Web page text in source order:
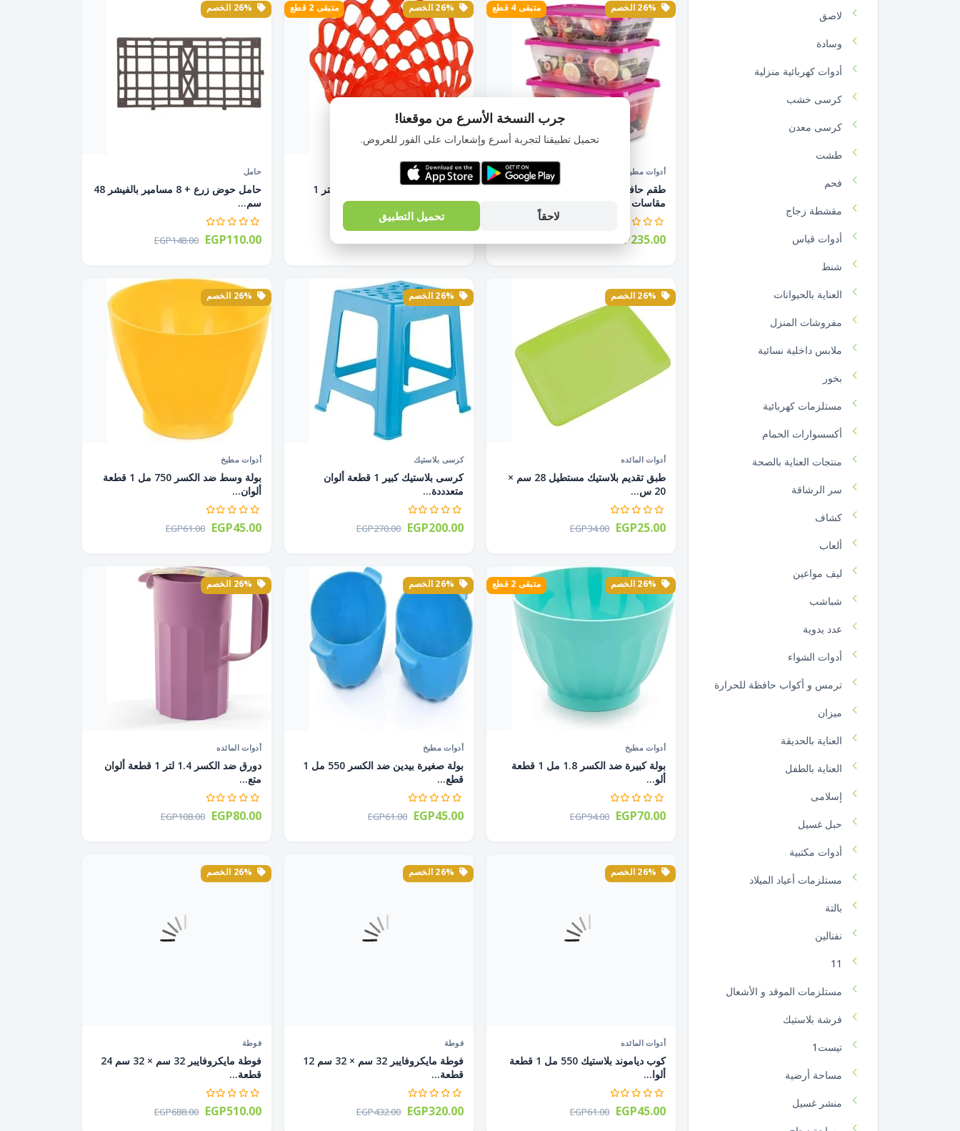
متبقى 4 قطع
أدوات مطبخ
طقم حافظة طعام مستطيلة 3 قطع
مقاسات (...
EGP235.00
متبقى 2 قطع
أدوات المائده
طبق عيش بلاستيك بيضاوى 4.5 لتر 1
قطعة...
حامل
حامل حوض زرع + 8 مسامير بالفيشر 48
سم...
EGP148.00 EGP110.00
أدوات المائده
طبق تقديم بلاستيك مستطيل 28 سم ×
20 س...
EGP34.00 EGP25.00
كرسى بلاستيك
كرسى بلاستيك كبير 1 قطعة ألوان
متعدددة...
EGP270.00 EGP200.00
أدوات مطبخ
بولة وسط ضد الكسر 750 مل 1 قطعة
ألوان...
EGP61.00 EGP45.00
متبقى 2 قطع
أدوات مطبخ
بولة كبيرة ضد الكسر 1.8 مل 1 قطعة
ألو...
EGP94.00 EGP70.00
أدوات مطبخ
بولة صغيرة بيدين ضد الكسر 550 مل 1
قطع...
EGP61.00 EGP45.00
أدوات المائده
دورق ضد الكسر 1.4 لتر 1 قطعة ألوان
متع...
EGP108.00 EGP80.00
أدوات المائده
كوب دياموند بلاستيك 550 مل 1 قطعة
ألوا...
EGP61.00 EGP45.00
فوطة
فوطة مايكروفايبر 32 سم × 32 سم 12
قطعة...
EGP432.00 EGP320.00
فوطة
فوطة مايكروفايبر 32 سم × 32 سم 24
قطعة...
EGP688.00 EGP510.00
لاصق
وسادة
أدوات كهربائية منزلية
كرسى خشب
كرسى معدن
طشت
فحم
مقشطة زجاج
أدوات قياس
شنط
العناية بالحيوانات
مفروشات المنزل
ملابس داخلية نسائية
بخور
مستلزمات كهربائية
أكسسوارات الحمام
منتجات العناية بالصحة
سر الرشاقة
كشاف
ألعاب
ليف مواعين
شباشب
عدد يدوية
أدوات الشواء
ترمس و أكواب حافظة للحرارة
ميزان
العناية بالحديقة
العناية بالطفل
إسلامى
حبل غسيل
أدوات مكتبية
مستلزمات أعياد الميلاد
بالتة
نفنالين
11
مستلزمات الموقد و الأشعال
فرشة بلاستيك
تيست1
مساحة أرضية
منشر غسيل
جرب النسخة الأسرع من موقعنا!
تحميل تطبيقنا لتجربة أسرع وإشعارات على الفور للعروض.
لاحقاً تحميل التطبيق